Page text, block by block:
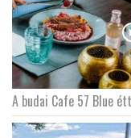
A budai Cafe 57 Blue